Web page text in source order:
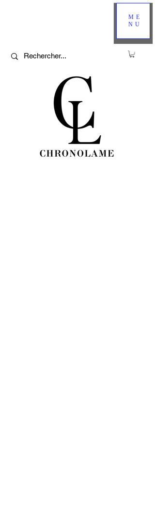
ME
NU